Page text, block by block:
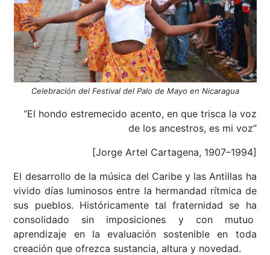
Celebración del Festival del Palo de Mayo en Nicaragua
“El hondo estremecido acento, en que trisca la voz
de los ancestros, es mi voz”
[Jorge Artel Cartagena, 1907–1994]
El desarrollo de la música del Caribe y las Antillas ha
vivido días luminosos entre la hermandad rítmica de
sus pueblos. Históricamente tal fraternidad se ha
consolidado sin imposiciones y con mutuo
aprendizaje en la evaluación sostenible en toda
creación que ofrezca sustancia, altura y novedad.